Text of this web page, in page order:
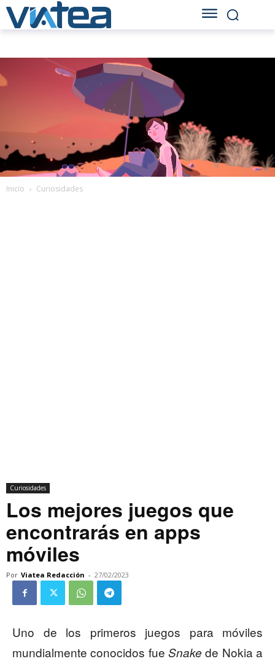
Inicio Curiosidades
Curiosidades
Los mejores juegos que
encontrarás en apps
móviles
Por Viatea Redacción - 27/02/2023
Uno de los primeros juegos para móviles
mundialmente conocidos fue Snake de Nokia a